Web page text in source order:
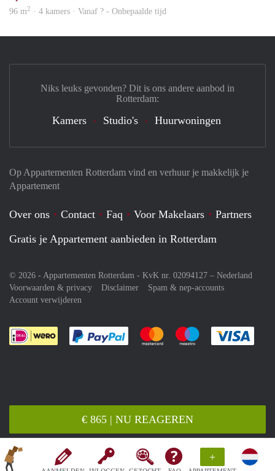
+
€ 865 | NU REAGEREN
96 m2 · 4 kamers · Vanaf ? - Onbepaalde tijd
Op Appartementen Rotterdam vind en verhuur je makkelijk je
Appartement
Over ons Contact Faq Voor Makelaars
Partners
Gratis je Appartement aanbieden in Rotterdam
© 2026 - Appartementen Rotterdam - KvK nr. 02094127 – Nederland
Voorwaarden & privacy
Disclaimer
Spam & nep-accounts
Account verwijderen
Je rekent gemakkelijk af met Paypal
Je rekent gemakkelijk af met
Je rekent
Niks leuks gevonden? Dit is ons andere aanbod in
Rotterdam:
Kamers Studio's Huurwoningen